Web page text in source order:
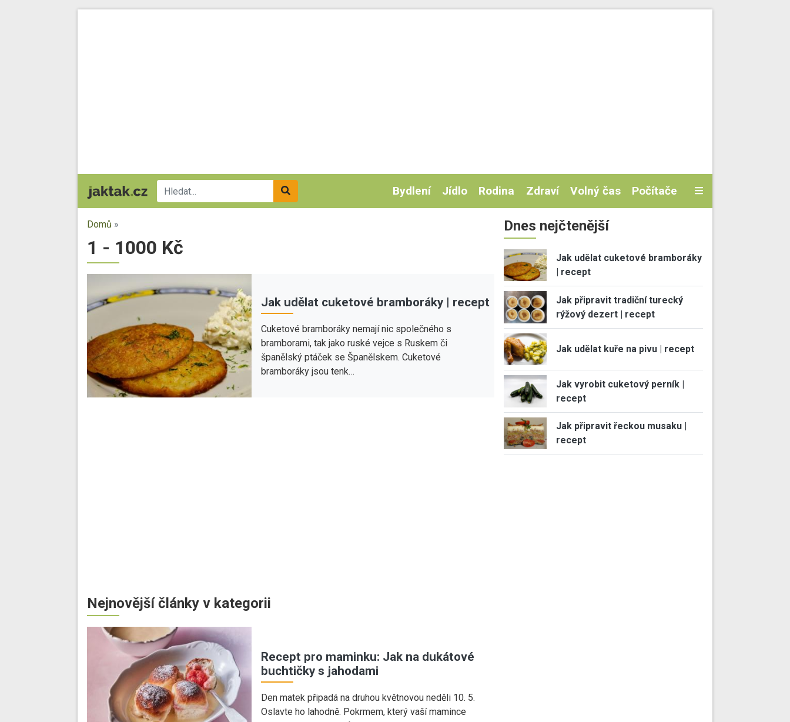
Bydlení Jídlo Rodina Zdraví Volný čas Počítače
Domů »
1 - 1000 Kč
Jak udělat cuketové bramboráky | recept
Cuketové bramboráky nemají nic společného s
bramborami, tak jako ruské vejce s Ruskem či
španělský ptáček se Španělskem. Cuketové
bramboráky jsou tenk…
Nejnovější články v kategorii
Recept pro maminku: Jak na dukátové
buchtičky s jahodami
Den matek připadá na druhou květnovou neděli 10. 5.
Oslavte ho lahodně. Pokrmem, který vaší mamince
Dnes nejčtenější
Jak udělat cuketové bramboráky
| recept
Jak připravit tradiční turecký
rýžový dezert | recept
Jak udělat kuře na pivu | recept
Jak vyrobit cuketový perník |
recept
Jak připravit řeckou musaku |
recept